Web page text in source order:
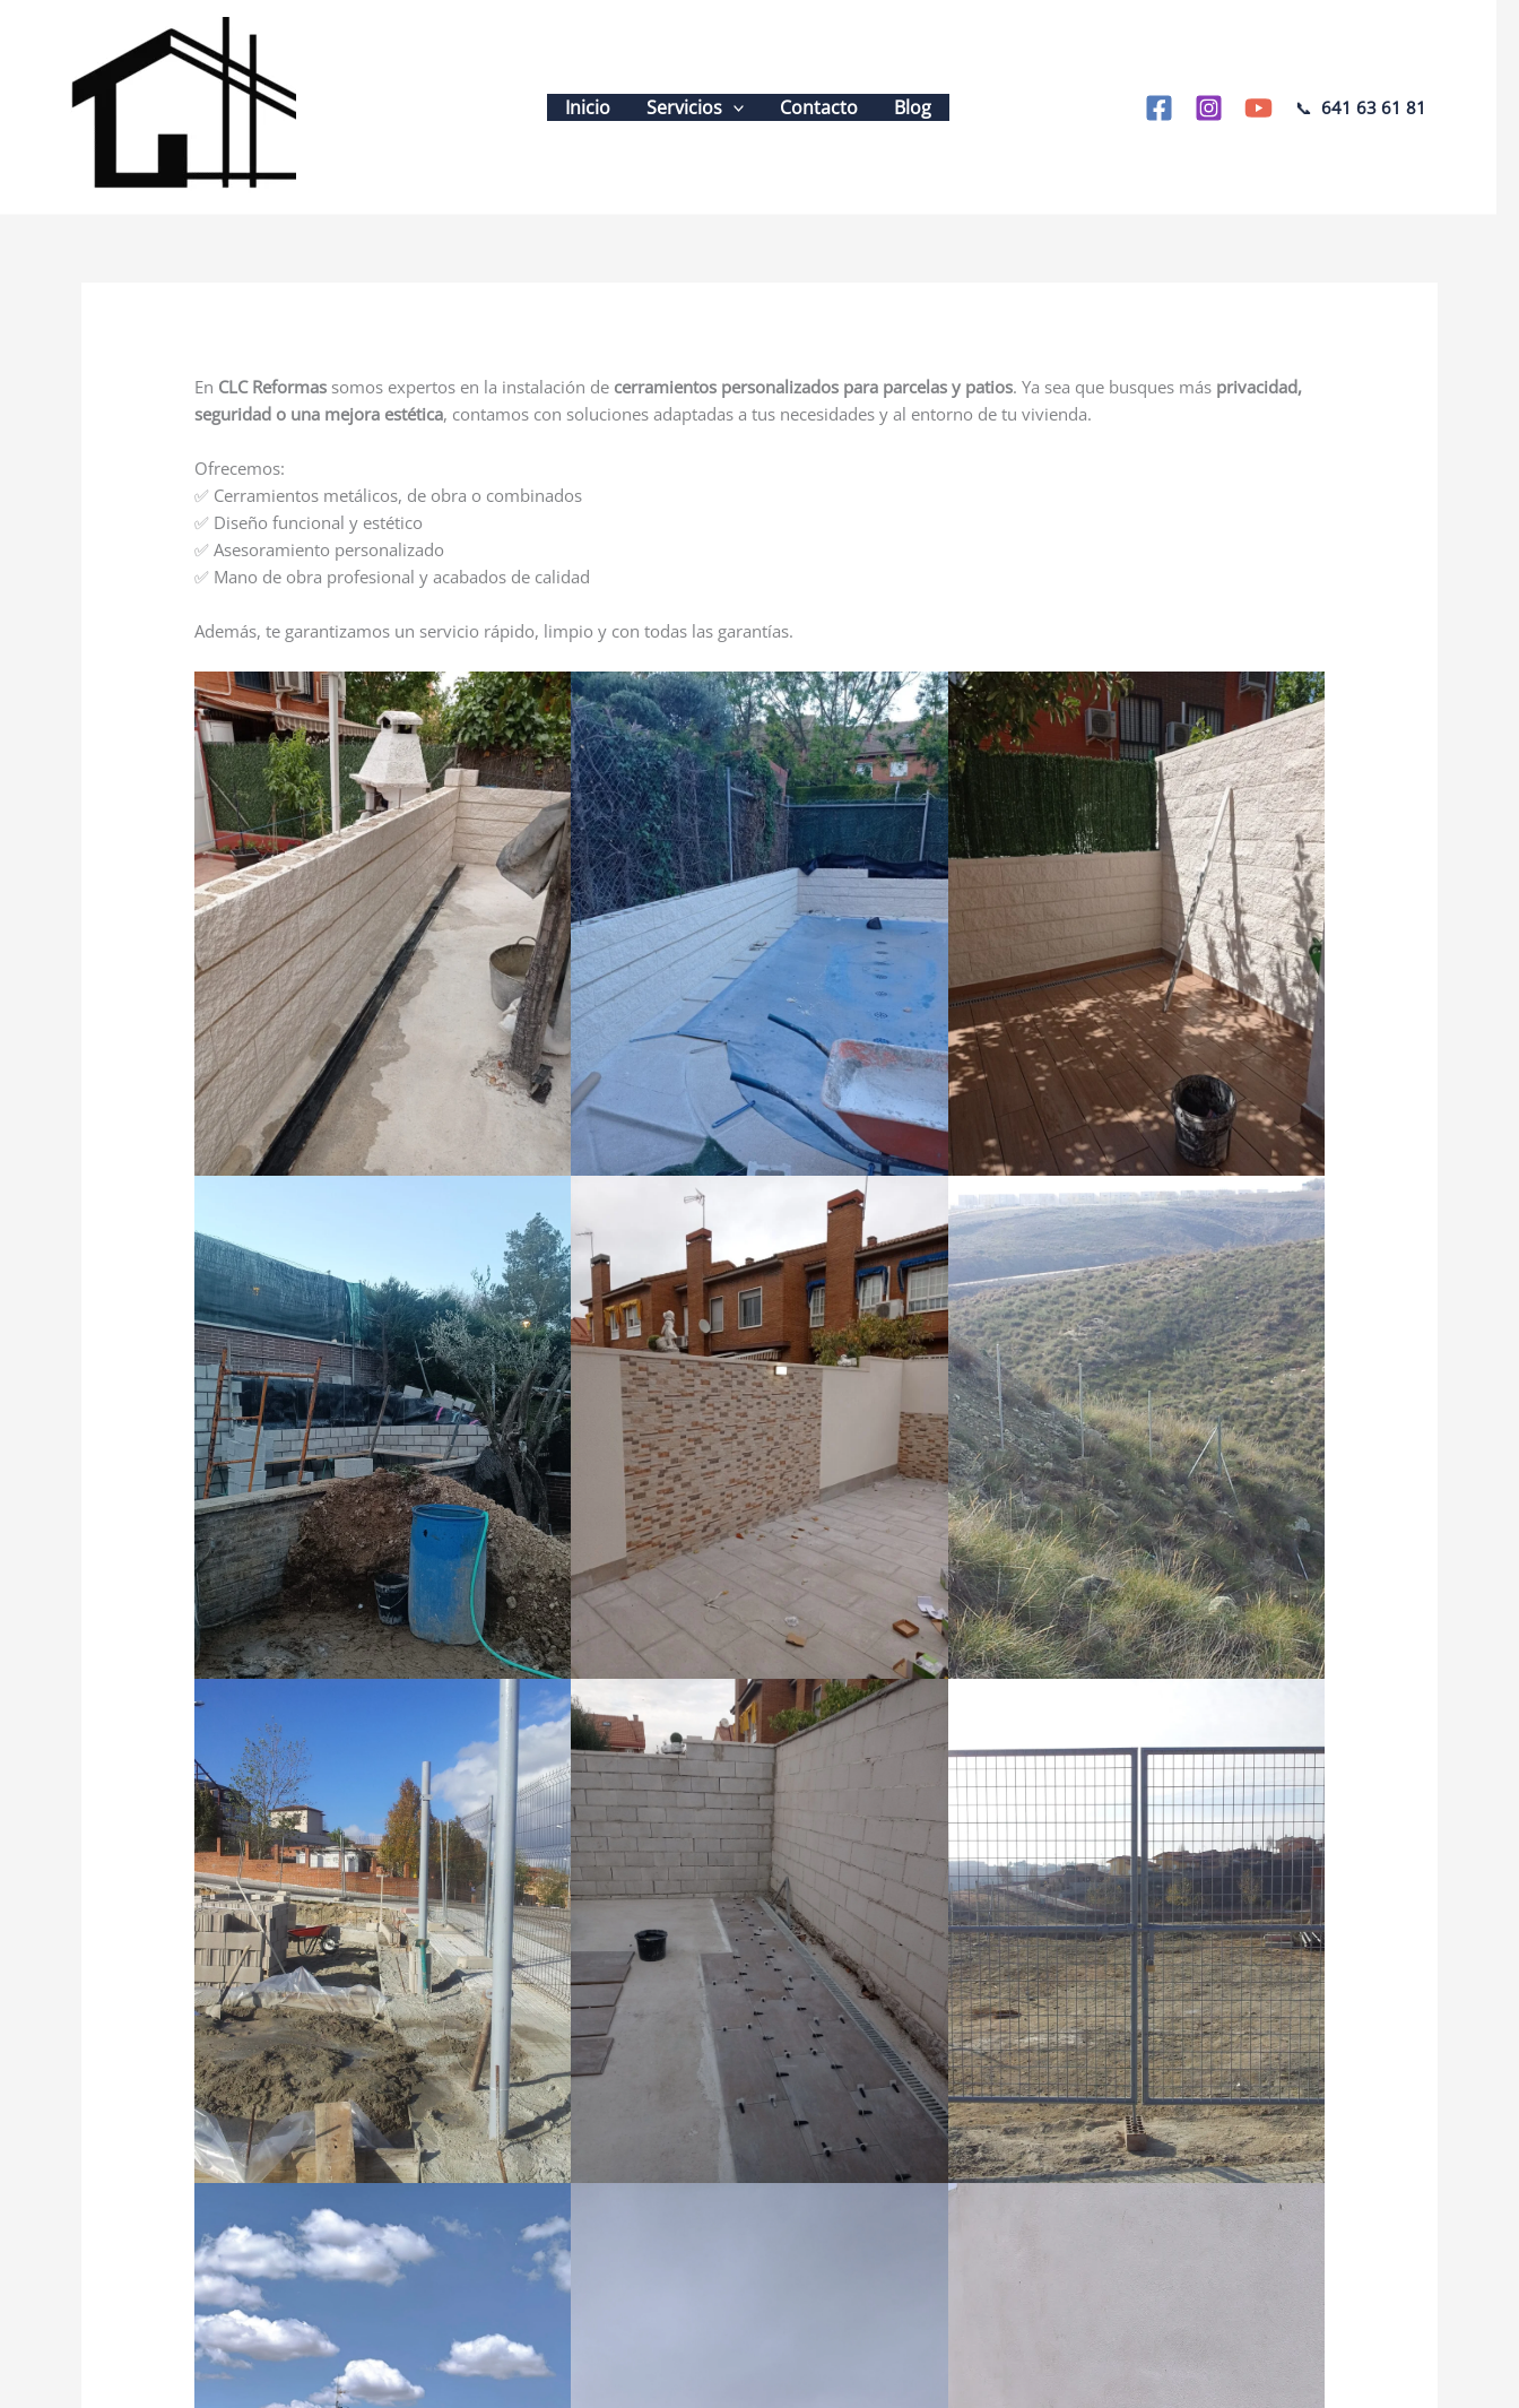
Inicio Servicios Contacto Blog 📞 641 63 61 81
En CLC Reformas somos expertos en la instalación de cerramientos personalizados para parcelas y patios. Ya sea que busques más privacidad,
seguridad o una mejora estética, contamos con soluciones adaptadas a tus necesidades y al entorno de tu vivienda.
Ofrecemos:
✅ Cerramientos metálicos, de obra o combinados
✅ Diseño funcional y estético
✅ Asesoramiento personalizado
✅ Mano de obra profesional y acabados de calidad
Además, te garantizamos un servicio rápido, limpio y con todas las garantías.